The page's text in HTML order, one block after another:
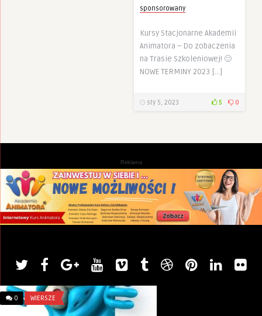
sponsorowany
Kursy Stacjonarne Akademii
Animatora – Do zobaczenia
na Trasie Szkoleniowej! 🙂
NOWE TERMINY 2023 […]
sty 5, 2023 5 0
Reklama
0 WIERSZE